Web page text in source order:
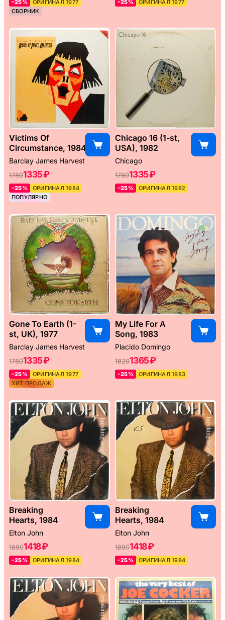
–25%
ОРИГИНАЛ 1977
СБОРНИК
–25% ОРИГИНАЛ 1977
Victims Of
Circumstance, 1984
Barclay James Harvest
17801335 ₽
–25%
ОРИГИНАЛ 1984
ПОПУЛЯРНО
Chicago 16 (1-st,
USA), 1982
Chicago
17801335 ₽
–25% ОРИГИНАЛ 1982
Gone To Earth (1-
st, UK), 1977
Barclay James Harvest
17801335 ₽
–25%
ОРИГИНАЛ 1977
ХИТ ПРОДАЖ
My Life For A
Song, 1983
Placido Domingo
18201365 ₽
–25% ОРИГИНАЛ 1983
Breaking
Hearts, 1984
Elton John
18901418 ₽
–25% ОРИГИНАЛ 1984
Breaking
Hearts, 1984
Elton John
18901418 ₽
–25% ОРИГИНАЛ 1984